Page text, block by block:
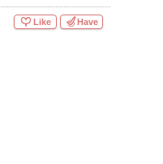
Like Have